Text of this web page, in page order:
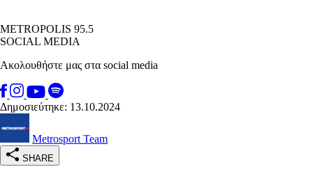
METROPOLIS 95.5
SOCIAL MEDIA
Ακολουθήστε μας στα social media
Δημοσιεύτηκε: 13.10.2024
Metrosport Team
SHARE